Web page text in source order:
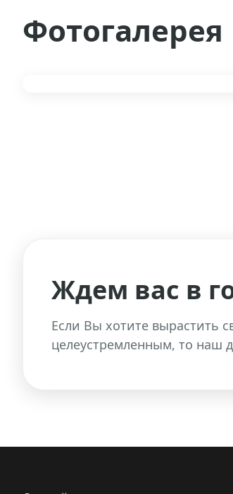
Фотогалерея
Ждем вас в
Если Вы хотите вырастить
целеустремленным, то наш